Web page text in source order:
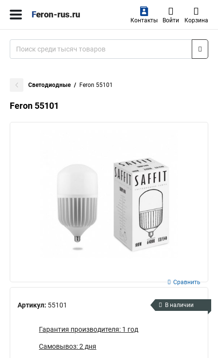
Контакты Войти Корзина
Светодиодные Feron 55101
Feron 55101
Артикул: 55101
Сравнить
В наличии
Гарантия производителя: 1 год
Самовывоз: 2 дня